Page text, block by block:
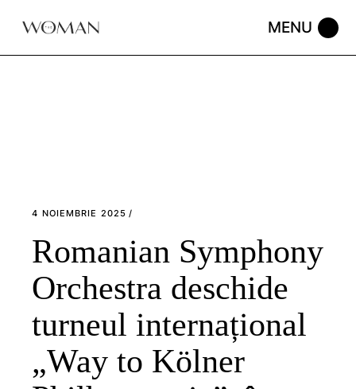
4 NOIEMBRIE 2025
Romanian Symphony
Orchestra deschide
turneul internațional
„Way to Kölner